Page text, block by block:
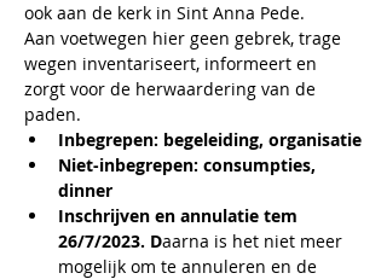
ook aan de kerk in Sint Anna Pede.
Aan voetwegen hier geen gebrek, trage
wegen inventariseert, informeert en
zorgt voor de herwaardering van de
paden.
Inbegrepen: begeleiding, organisatie
Niet-inbegrepen: consumpties,
dinner
Inschrijven en annulatie tem
26/7/2023. Daarna is het niet meer
mogelijk om te annuleren en de